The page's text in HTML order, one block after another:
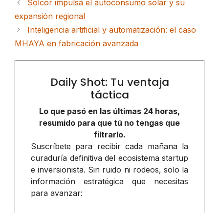
Solcor impulsa el autoconsumo solar y su
expansión regional
Inteligencia artificial y automatización: el caso
MHAYA en fabricación avanzada
Daily Shot: Tu ventaja
táctica
Lo que pasó en las últimas 24 horas,
resumido para que tú no tengas que
filtrarlo.
Suscríbete para recibir cada mañana la
curaduría definitiva del ecosistema startup
e inversionista. Sin ruido ni rodeos, solo la
información estratégica que necesitas
para avanzar: